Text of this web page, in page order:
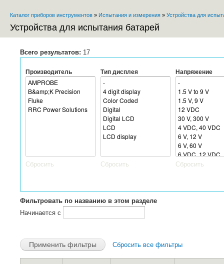
Вы здесь
Каталог приборов инструментов » Испытания и измерения » Устройства для
Устройства для испытания батарей
Всего результатов: 17
Производитель
Сбросить
Тип дисплея
Сбросить
Напряжение
Сбросить
Фильтровать по названию в этом разделе
Начинается с
Сбросить все фильтры